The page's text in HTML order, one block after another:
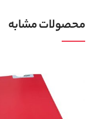
محصولات مشابه